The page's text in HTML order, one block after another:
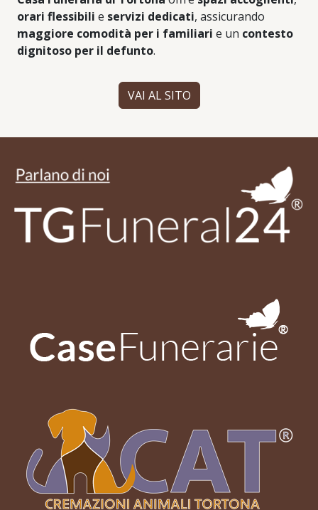
orari flessibili e servizi dedicati, assicurando
maggiore comodità per i familiari e un contesto
dignitoso per il defunto.
VAI AL SITO